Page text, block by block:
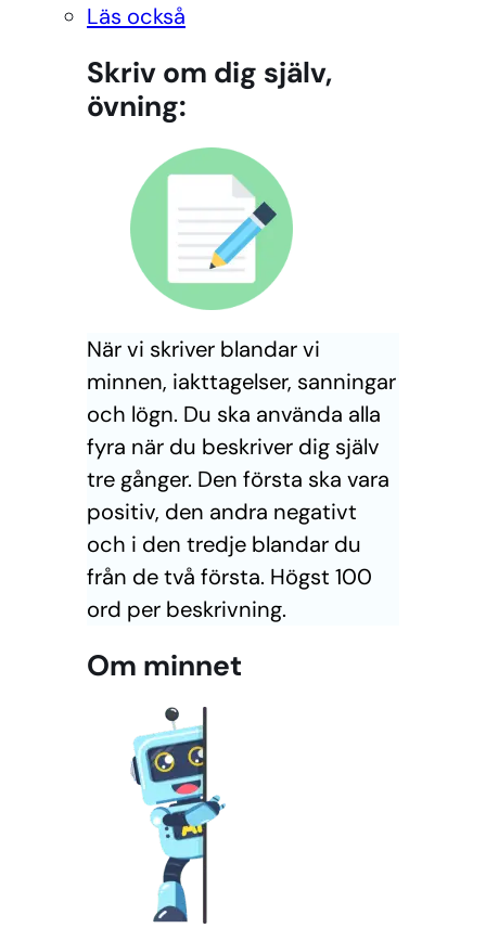
Läs också
Skriv om dig själv,
övning:
När vi skriver blandar vi
minnen, iakttagelser, sanningar
och lögn. Du ska använda alla
fyra när du beskriver dig själv
tre gånger. Den första ska vara
positiv, den andra negativt
och i den tredje blandar du
från de två första. Högst 100
ord per beskrivning.
Om minnet